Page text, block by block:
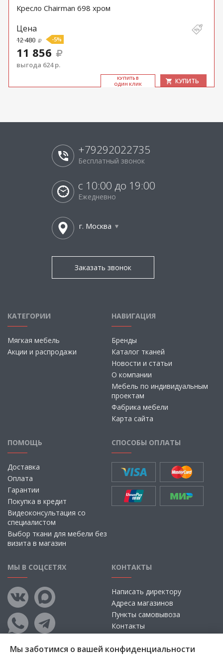
Кресло Chairman 698 хром
Цена
12 480 -5%
11 856
выгода 624 р.
КУ­ПИТЬ В
ОДИН КЛИК
КУПИТЬ
+79292022735
Бесплатный звонок
с 10:00 до 19:00
Ежедневно
г. Москва
Заказать звонок
КАТЕГОРИИ
Мягкая мебель
Акции и распродажи
НАВИГАЦИЯ
Бренды
Каталог тканей
Новости и статьи
О компании
Мебель по индивидуальным
проектам
Фабрика мебели
Карта сайта
ПОМОЩЬ
Доставка
Оплата
Гарантии
Покупка в кредит
Видеоконсультация со
специалистом
Выбор ткани для мебели без
визита в магазин
СПОСОБЫ ОПЛАТЫ
МЫ В СОЦСЕТЯХ КОНТАКТЫ
Написать директору
Адреса магазинов
Пункты самовывоза
Контакты
Мы заботимся о вашей конфиденциальности